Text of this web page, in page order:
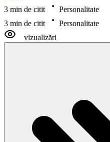
3 min de citit
Personalitate
3 min de citit
Personalitate
vizualizări